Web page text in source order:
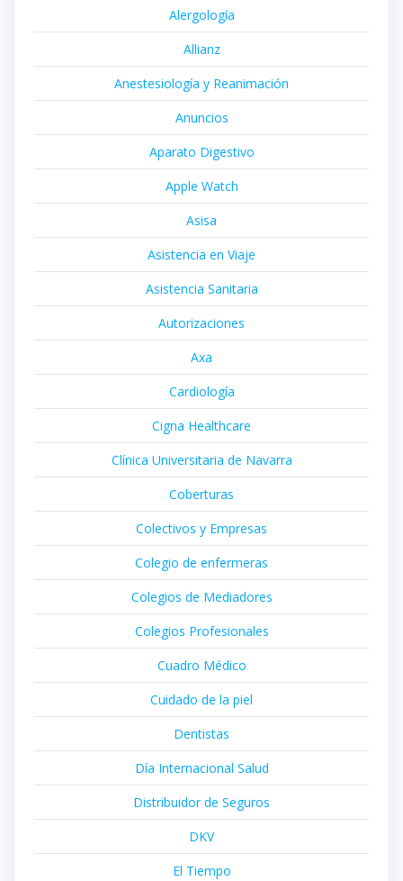
Alergología
Allianz
Anestesiología y Reanimación
Anuncios
Aparato Digestivo
Apple Watch
Asisa
Asistencia en Viaje
Asistencia Sanitaria
Autorizaciones
Axa
Cardiología
Cigna Healthcare
Clínica Universitaria de Navarra
Coberturas
Colectivos y Empresas
Colegio de enfermeras
Colegios de Mediadores
Colegios Profesionales
Cuadro Médico
Cuidado de la piel
Dentistas
Día Internacional Salud
Distribuidor de Seguros
DKV
El Tiempo